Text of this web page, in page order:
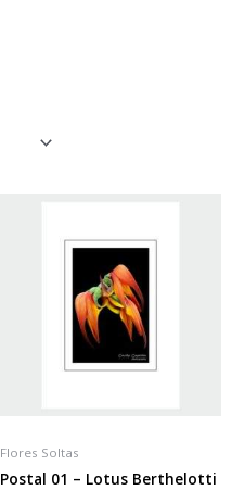
Flores Soltas
Postal 01 – Lotus Berthelotti